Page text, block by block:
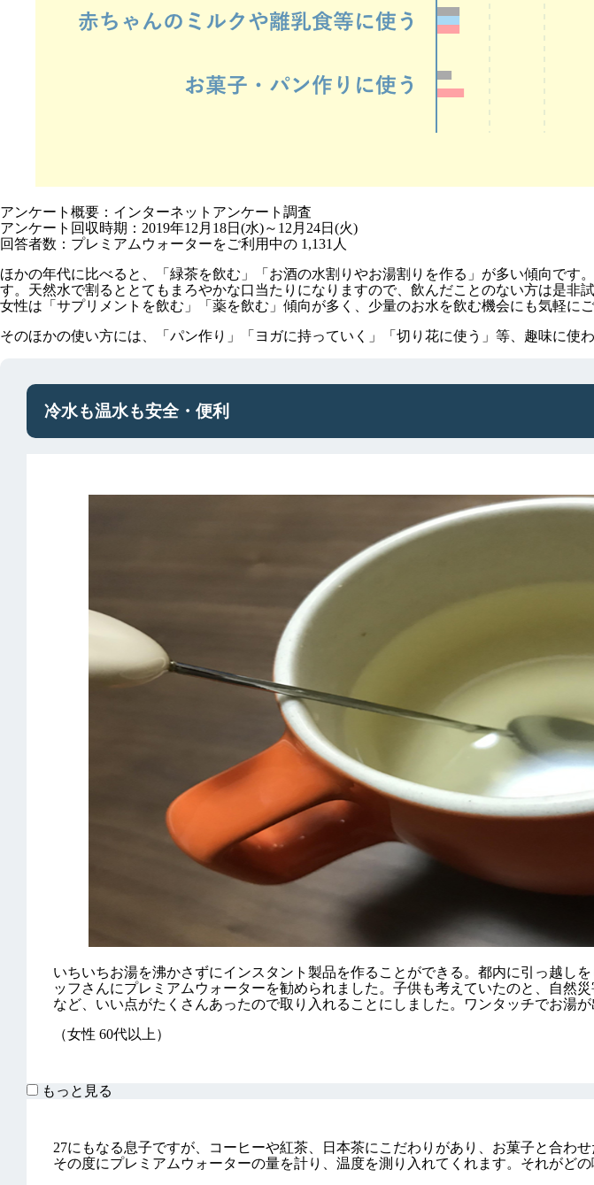
アンケート概要：インターネットアンケート調査
アンケート回収時期：2019年12月18日(水)～12月24日(火)
回答者数：プレミアムウォーターをご利用中の 1,131人
ほかの年代に比べると、「緑茶を飲む」「お酒の水割りやお湯割りを作る」が多い傾向で
す。天然水で割るととてもまろやかな口当たりになりますので、飲んだことのない方は是非試
女性は「サプリメントを飲む」「薬を飲む」傾向が多く、少量のお水を飲む機会にも気軽に
そのほかの使い方には、「パン作り」「ヨガに持っていく」「切り花に使う」等、趣味に使
冷水も温水も安全・便利
いちいちお湯を沸かさずにインスタント製品を作ることができる。都内に引っ越し
ッフさんにプレミアムウォーターを勧められました。子供も考えていたのと、自然
など、いい点がたくさんあったので取り入れることにしました。ワンタッチでお湯
（女性 60代以上）
もっと見る
27にもなる息子ですが、コーヒーや紅茶、日本茶にこだわりがあり、お菓子と合わせ
その度にプレミアムウォーターの量を計り、温度を測り入れてくれます。それがどの